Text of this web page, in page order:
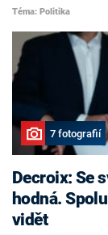
Téma: Politika
7 fotografií
Decroix: Se
hodná.
vidět